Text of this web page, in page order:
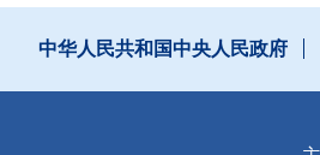
中华人民共和国中央人民政府